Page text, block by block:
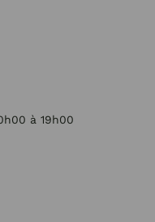
à 19h00